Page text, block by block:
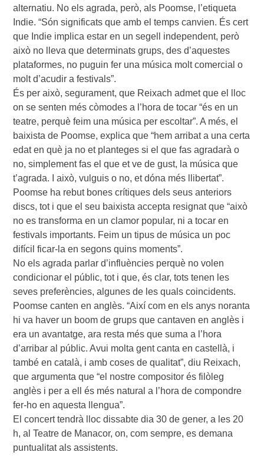
alternatiu. No els agrada, però, als Poomse, l’etiqueta
Indie. “Són significats que amb el temps canvien. És cert
que Indie implica estar en un segell independent, però
això no lleva que determinats grups, des d’aquestes
plataformes, no puguin fer una música molt comercial o
molt d’acudir a festivals”.
És per això, segurament, que Reixach admet que el lloc
on se senten més còmodes a l’hora de tocar “és en un
teatre, perquè feim una música per escoltar”. A més, el
baixista de Poomse, explica que “hem arribat a una certa
edat en què ja no et planteges si el que fas agradarà o
no, simplement fas el que et ve de gust, la música que
t’agrada. I això, vulguis o no, et dóna més llibertat”.
Poomse ha rebut bones crítiques dels seus anteriors
discs, tot i que el seu baixista accepta resignat que “això
no es transforma en un clamor popular, ni a tocar en
festivals importants. Feim un tipus de música un poc
difícil ficar-la en segons quins moments”.
No els agrada parlar d’influències perquè no volen
condicionar el públic, tot i que, és clar, tots tenen les
seves preferències, algunes de les quals coincidents.
Poomse canten en anglès. “Així com en els anys noranta
hi va haver un boom de grups que cantaven en anglès i
era un avantatge, ara resta més que suma a l’hora
d’arribar al públic. Avui molta gent canta en castellà, i
també en català, i amb coses de qualitat”, diu Reixach,
que argumenta que “el nostre compositor és filòleg
anglès i per a ell és més natural a l’hora de compondre
fer-ho en aquesta llengua”.
El concert tendrà lloc dissabte dia 30 de gener, a les 20
h, al Teatre de Manacor, on, com sempre, es demana
puntualitat als assistents.